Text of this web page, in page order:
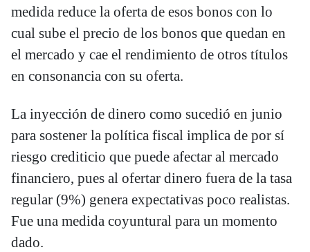
medida reduce la oferta de esos bonos con lo
cual sube el precio de los bonos que quedan en
el mercado y cae el rendimiento de otros títulos
en consonancia con su oferta.
La inyección de dinero como sucedió en junio
para sostener la política fiscal implica de por sí
riesgo crediticio que puede afectar al mercado
financiero, pues al ofertar dinero fuera de la tasa
regular (9%) genera expectativas poco realistas.
Fue una medida coyuntural para un momento
dado.